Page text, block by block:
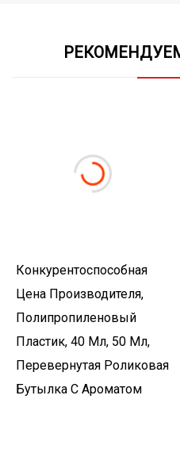
Конкурентоспособная
Цена Производителя,
Полипропиленовый
Пластик, 40 Мл, 50 Мл,
Перевернутая Роликовая
Бутылка С Ароматом